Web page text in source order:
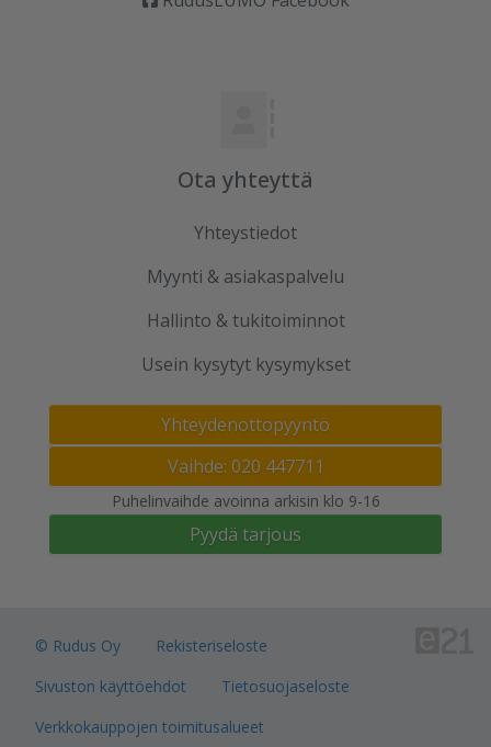
Ota yhteyttä
Yhteystiedot
Myynti & asiakaspalvelu
Hallinto & tukitoiminnot
Usein kysytyt kysymykset
Yhteydenottopyyntö
Vaihde: 020 447711
Puhelinvaihde avoinna arkisin klo 9-16
Pyydä tarjous
© Rudus Oy
Rekisteriseloste
Sivuston käyttöehdot
Tietosuojaseloste
Verkkokauppojen toimitusalueet